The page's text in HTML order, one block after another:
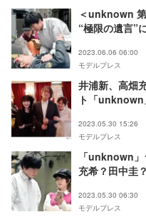
＜unknown
“極限の遺言”
2023.06.06 06:00
モデルプレス
井浦新、高畑
ト「unknown
2023.05.30 15:26
モデルプレス
「unknown
充希？田中圭？
2023.05.30 06:30
モデルプレス